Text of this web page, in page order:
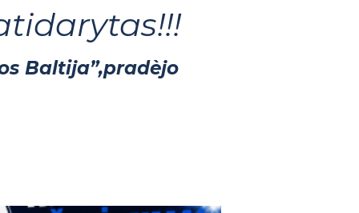
Baltija”,pradèjo